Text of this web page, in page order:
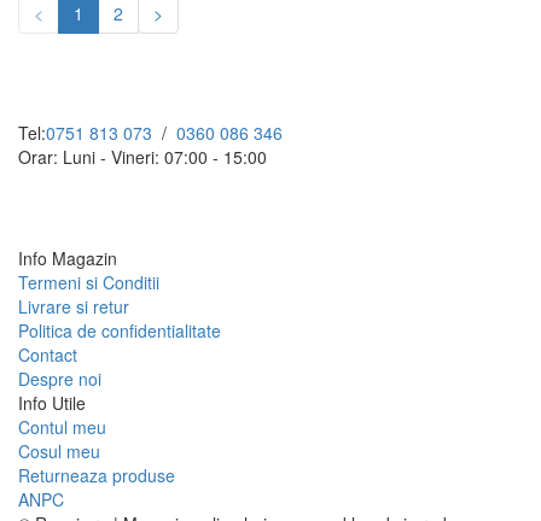
< 1 2 >
Tel:0751 813 073 / 0360 086 346
Orar: Luni - Vineri: 07:00 - 15:00
Info Magazin
Termeni si Conditii
Livrare si retur
Politica de confidentialitate
Contact
Despre noi
Info Utile
Contul meu
Cosul meu
Returneaza produse
ANPC